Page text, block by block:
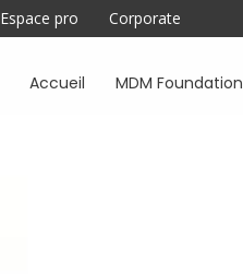
Espace pro Corporate
Accueil MDM Foundation